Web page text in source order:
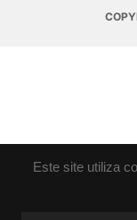
Este site utiliza